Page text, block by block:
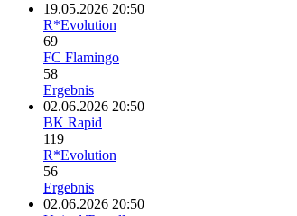
19.05.2026 20:50
R*Evolution
69
FC Flamingo
58
Ergebnis
02.06.2026 20:50
BK Rapid
119
R*Evolution
56
Ergebnis
02.06.2026 20:50